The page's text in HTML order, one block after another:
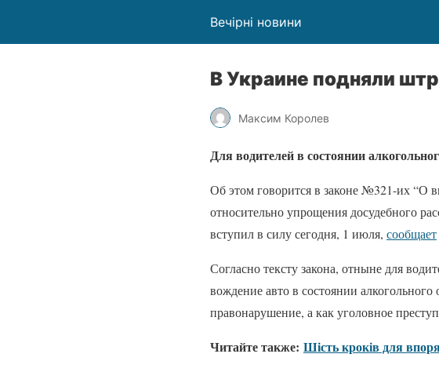
Вечірні новини
В Украине подняли
Максим Королев
Для водителей в состоянии
Об этом говорится в законе №321-их “О
относительно упрощения досудебного
вступил в силу сегодня, 1 июля, сообщает
Согласно тексту закона, отныне для
вождение авто в состоянии
правонарушение, а как уголовное
Читайте также: Шість кроків для